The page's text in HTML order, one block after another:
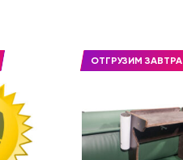
ОТГРУЗИМ ЗАВТРА